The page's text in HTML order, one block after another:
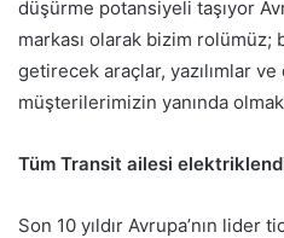
düşürme potansiyeli taşıyor
markası olarak bizim
getirecek araçlar, yazılımlar
müşterilerimizin yanında
Tüm Transit ailesi
Son 10 yıldır Avrupa’nın lider